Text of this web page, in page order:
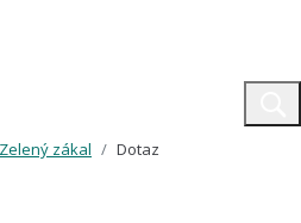
Zelený zákal Dotaz